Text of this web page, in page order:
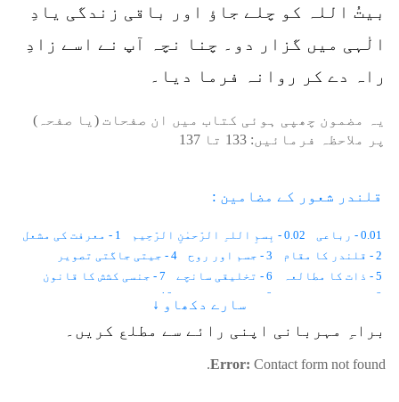
بیتُ اللہ کو چلے جاؤ اور باقی زندگی یادِ
الٰہی میں گزار دو۔ چنا نچہ آپ نے اسے زادِ
راہ دے کر روانہ فرما دیا۔
یہ مضمون چھپی ہوئی کتاب میں ان صفحات (یا صفحہ)
پر ملاحظہ فرمائیں: 133 تا 137
قلندر شعور کے مضامین :
0.01 - رباعی 0.02 - بِسمِ اللہِ الرّحمٰنِ الرّحِیم
1 - معرفت کی مشعل
2 - قلندر کا مقام
3 - جسم اور روح
4 - جیتی جاگتی تصویر
5 - ذات کا مطالعہ
6 - تخلیقی سانچے
7 - جنسی کشش کا قانون
8 - ظاہر اور باطن
9 - نَوعی اِشتراک
10 - زمین دوز چوہے
14 - بجلی کی دریافت سے پہلے
15 - بارش کی آواز
سارے دکھاو ↓
براہِ مہربانی اپنی رائے سے مطلع کریں۔
Error: Contact form not found.